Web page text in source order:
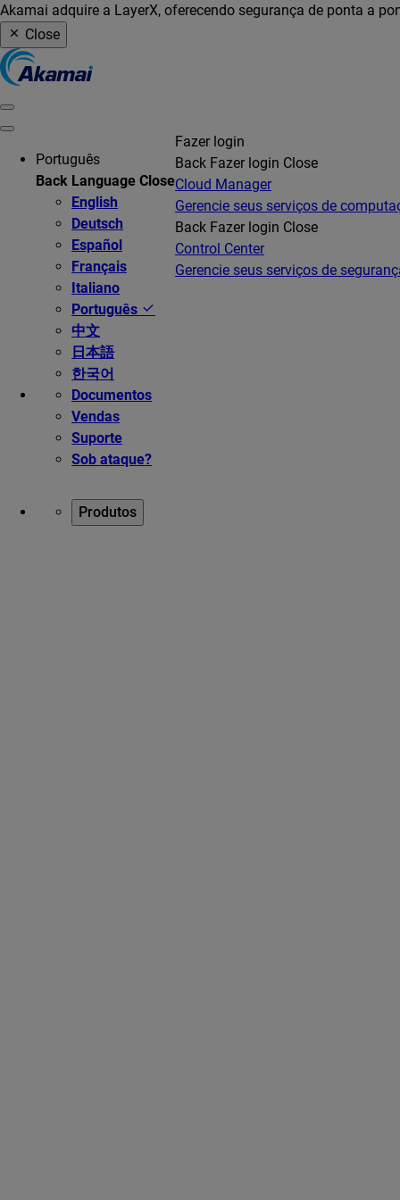
Akamai adquire a LayerX, oferecendo segurança de ponta a
Close
Português
Back Language Close
English
Deutsch
Español
Français
Italiano
Português
中文
日本語
한국어
Documentos
Vendas
Suporte
Sob ataque?
Fazer login
Back Fazer login Close
Cloud Manager
Gerencie seus serviços de
Back Fazer login Close
Control Center
Gerencie seus serviços de
Produtos